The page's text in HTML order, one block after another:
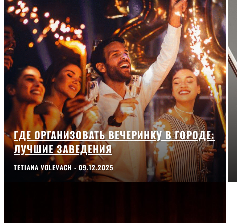
ГДЕ ОРГАНИЗОВАТЬ ВЕЧЕРИНКУ В ГОРОДЕ:
ЛУЧШИЕ ЗАВЕДЕНИЯ
TETIANA VOLEVACH - 09.12.2025